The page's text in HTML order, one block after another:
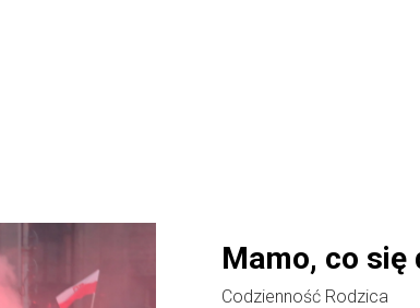
Mamo, co się
Codzienność Rodzica